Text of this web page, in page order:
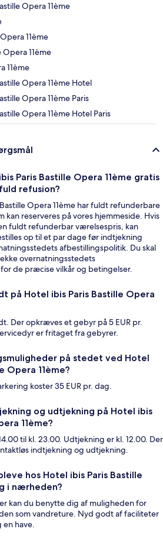
Opera 11ème
11ème
11ème
11ème
Opera 11ème Hotel
Opera 11ème Paris
Opera 11ème Hotel Paris
Paris Bastille Opera 11ème gratis
refusion?
Opera 11ème har fuldt refunderbare
kan reserveres på vores hjemmeside. Hvis
fuldt refunderbar værelsespris, kan
op til et par dage før indtjekning
afbestillingspolitik. Du skal
overnatningsstedets
de præcise vilkår og betingelser.
på Hotel ibis Paris Bastille Opera
Der opkræves et gebyr på 5 EUR pr.
er fritaget fra gebyrer.
på stedet ved Hotel
Opera 11ème?
koster 35 EUR pr. dag.
og udtjekning på Hotel ibis
11ème?
til kl. 23.00. Udtjekning er kl. 12.00. Der
indtjekning og udtjekning.
hos Hotel ibis Paris Bastille
i nærheden?
kan du benytte dig af muligheden for
som vandreture. Nyd godt af faciliteter
en have.